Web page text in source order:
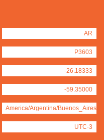
AR
P3603
-26.18333
-59.35000
America/Argentina/Buenos_Aires
UTC-3